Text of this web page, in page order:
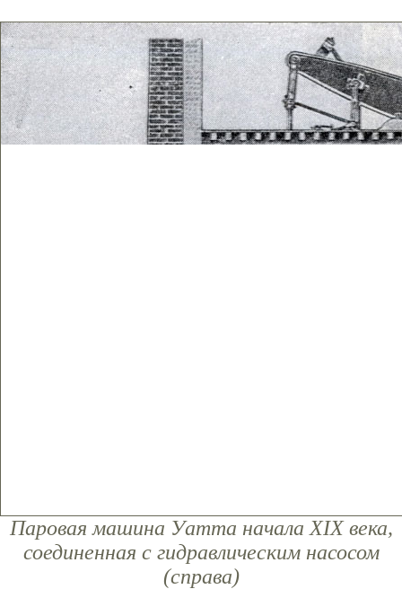
Паровая машина Уатта начала XIX века,
соединенная с гидравлическим насосом
(справа)